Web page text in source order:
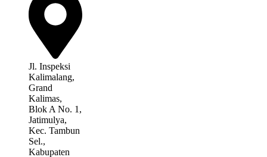
Jl. Inspeksi
Kalimalang,
Grand
Kalimas,
Blok A No. 1,
Jatimulya,
Kec. Tambun
Sel.,
Kabupaten